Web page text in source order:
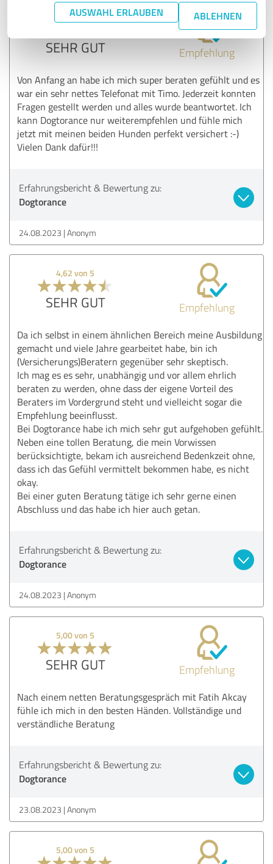
AUSWAHL ERLAUBEN ABLEHNEN
5,00 von 5
SEHR GUT Empfehlung
Von Anfang an habe ich mich super beraten gefühlt und es
war ein sehr nettes Telefonat mit Timo. Jederzeit konnten
Fragen gestellt werden und alles wurde beantwortet. Ich
kann Dogtorance nur weiterempfehlen und fühle mich
jetzt mit meinen beiden Hunden perfekt versichert :-)
Vielen Dank dafür!!!
Erfahrungsbericht & Bewertung zu:
Dogtorance
24.08.2023 Anonym
4,62 von 5
SEHR GUT Empfehlung
Da ich selbst in einem ähnlichen Bereich meine Ausbildung
gemacht und viele Jahre gearbeitet habe, bin ich
(Versicherungs)Beratern gegenüber sehr skeptisch.
Ich mag es es sehr, unabhängig und vor allem ehrlich
beraten zu werden, ohne dass der eigene Vorteil des
Beraters im Vordergrund steht und vielleicht sogar die
Empfehlung beeinflusst.
Bei Dogtorance habe ich mich sehr gut aufgehoben gefühlt.
Neben eine tollen Beratung, die mein Vorwissen
berücksichtigte, bekam ich ausreichend Bedenkzeit ohne,
dass ich das Gefühl vermittelt bekommen habe, es nicht
okay.
Bei einer guten Beratung tätige ich sehr gerne einen
Abschluss und das habe ich hier auch getan.
Erfahrungsbericht & Bewertung zu:
Dogtorance
24.08.2023 Anonym
5,00 von 5
SEHR GUT Empfehlung
Nach einem netten Beratungsgespräch mit Fatih Akcay
fühle ich mich in den besten Händen. Vollständige und
verständliche Beratung
Erfahrungsbericht & Bewertung zu:
Dogtorance
23.08.2023 Anonym
5,00 von 5